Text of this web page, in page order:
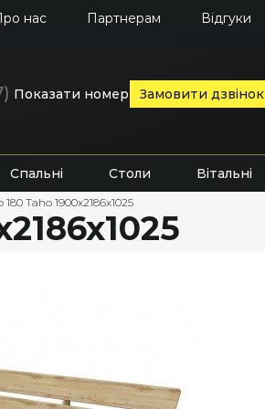
нас Партнерам Відгуки
Показати номер Замовити дзвінок
Спальні Столи Вітальні
180 Taho 1900х2186х1025